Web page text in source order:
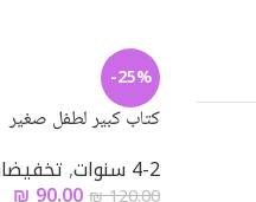
-25%
كتاب كبير لطفل صغير
4-2 سنوات ,تخفيضات